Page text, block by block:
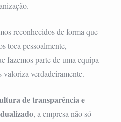
reconhecidos de forma que
toca pessoalmente,
fazemos parte de uma equipa
valoriza verdadeiramente.
de transparência e
, a empresa não só